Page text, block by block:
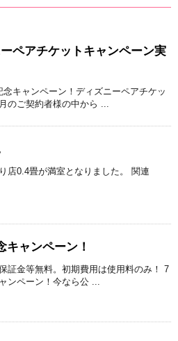
ペアチケットキャンペーン実
念キャンペーン！ディズニーペアチケッ
のご契約者様の中から ...
店0.4畳が満室となりました。 関連
キャンペーン！
証金等無料。初期費用は使用料のみ！ 7
ンペーン！今なら公 ...